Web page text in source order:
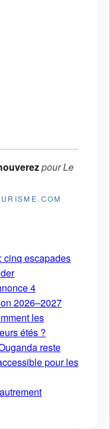
pourLe
cinq escapades
4
2026–2027
les
étés ?
reste
pour les